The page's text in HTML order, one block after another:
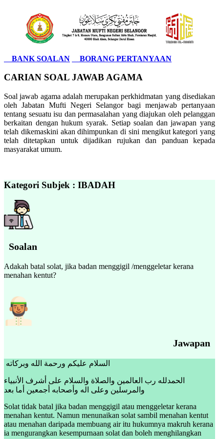
BANK SOALAN BORANG PERTANYAAN
CARIAN SOAL JAWAB AGAMA
Soal jawab agama adalah merupakan perkhidmatan yang disediakan
oleh Jabatan Mufti Negeri Selangor bagi menjawab pertanyaan
tentang sesuatu isu dan permasalahan yang diajukan oleh pelanggan
berkaitan dengan hukum syarak. Setiap soalan dan jawapan yang
telah dikemaskini akan dihimpunkan di sini mengikut kategori yang
telah ditetapkan untuk dijadikan rujukan dan panduan kepada
masyarakat umum.
Kategori Subjek : IBADAH
Soalan
Adakah batal solat, jika badan menggigil /menggeletar kerana
menahan kentut?
Jawapan
السلام عليكم ورحمة الله وبركاته
الحمدلله رب العالمين والصلاة والسلام على أشرف الأنبياء
والمرسلين وعلى اله وأصحابه أجمعين أما بعد
Solat tidak batal jika badan menggigil atau menggeletar kerana
menahan kentut. Namun menunaikan solat sambil menahan kentut
atau menahan daripada membuang air itu hukumnya makruh kerana
ia mengurangkan kesempurnaan solat dan boleh menghilangkan